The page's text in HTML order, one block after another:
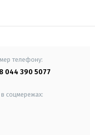
телефону:
044 390 5077
соцмережах: